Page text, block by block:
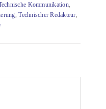
Kommunikation,
,Technischer Redakteur,